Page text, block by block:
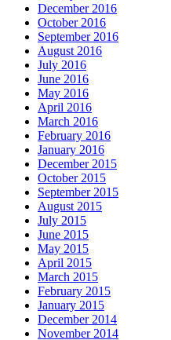
December 2016
October 2016
September 2016
August 2016
July 2016
June 2016
May 2016
April 2016
March 2016
February 2016
January 2016
December 2015
October 2015
September 2015
August 2015
July 2015
June 2015
May 2015
April 2015
March 2015
February 2015
January 2015
December 2014
November 2014